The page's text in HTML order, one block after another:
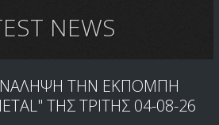
NEWS
ΤΗΝ ΕΚΠΟΜΠΗ
ΤΗΣ ΤΡΙΤΗΣ 04-08-26